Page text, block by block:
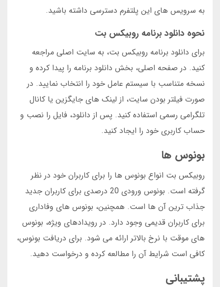
به سرویس های این پلتفرم دسترسی داشته باشید.
نحوه دانلود برنامه روبیکس بت
برای دانلود برنامه روبیکس بت، به سایت اصلی مراجعه
کنید. در صفحه اصلی، بخش دانلود برنامه را پیدا کرده و
نسخه متناسب با سیستم عامل خود را انتخاب نمایید. در
صورت فیلتر بودن سایت، از لینک های جایگزین یا کانال
تلگرامی رسمی استفاده کنید. پس از دانلود، فایل را نصب و
حساب کاربری خود را ایجاد کنید.
بونوس ها
روبیکس بت انواع بونوس ها را برای کاربران خود در نظر
گرفته است. بونوس ورودی 20 درصدی برای کاربران جدید
جذاب ترین آن ها است. همچنین، بونوس های وفاداری
برای کاربران قدیمی وجود دارد. در رویدادهای ویژه، بونوس
های موقت با نرخ بالاتر ارائه می شود. برای دریافت بونوس،
کافی است شرایط آن را مطالعه کرده و درخواست دهید.
پشتیبانی